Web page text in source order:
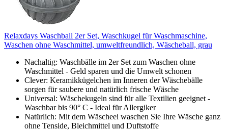
Relaxdays Waschball 2er Set, Waschkugel für Waschmaschine,
Waschen ohne Waschmittel, umweltfreundlich, Wäscheball, grau
Nachaltig: Waschbälle im 2er Set zum Waschen ohne
Waschmittel - Geld sparen und die Umwelt schonen
Clever: Keramikkügelchen im Inneren der Wäschebälle
sorgen für saubere und natürlich frische Wäsche
Universal: Wäschekugeln sind für alle Textilien geeignet -
Waschbar bis 90° C - Ideal für Allergiker
Natürlich: Mit dem Wäscheei waschen Sie Ihre Wäsche ganz
ohne Tenside, Bleichmittel und Duftstoffe